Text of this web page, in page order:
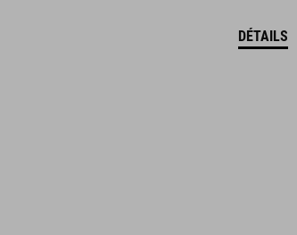
DÉTAILS